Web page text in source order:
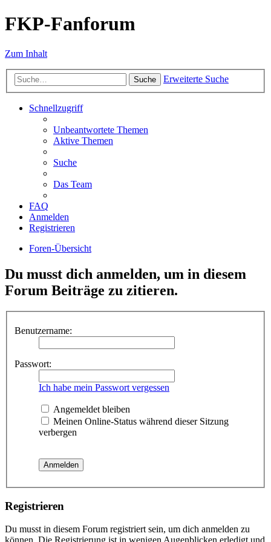
FKP-Fanforum
Zum Inhalt
Suche Erweiterte Suche
Schnellzugriff
Unbeantwortete Themen
Aktive Themen
Suche
Das Team
FAQ
Anmelden
Registrieren
Foren-Übersicht
Du musst dich anmelden, um in diesem
Forum Beiträge zu zitieren.
Benutzername:
Passwort:
Ich habe mein Passwort vergessen
Angemeldet bleiben
Meinen Online-Status während dieser Sitzung
verbergen
Registrieren
Du musst in diesem Forum registriert sein, um dich anmelden zu